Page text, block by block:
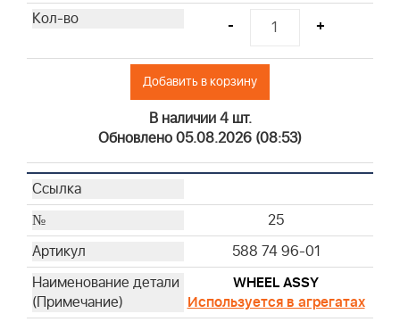
- +
Добавить в корзину
В наличии 4 шт.
Обновлено 05.08.2026 (08:53)
25
588 74 96-01
WHEEL ASSY
Используется в агрегатах